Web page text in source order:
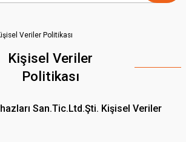
Veriler Politikası
Kişisel Veriler
Politikası
San.Tic.Ltd.Şti. Kişisel Veriler